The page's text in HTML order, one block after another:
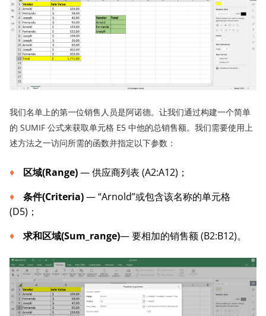
我们名单上的第一位销售人员是阿诺德。让我们通过构建一个简单
的 SUMIF 公式来获取单元格 E5 中他的总销售额。我们需要使用上
述方法之一访问所需的函数并指定以下参数：
区域(Range)— 供应商列表 (A2:A12)；
条件(Criteria)— “Arnold”或包含该名称的单元格
(D5)；
求和区域(Sum_range)— 要相加的销售额 (B2:B12)。